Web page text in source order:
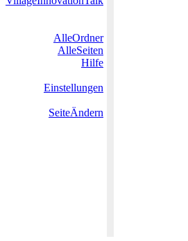
AlleOrdner
AlleSeiten
Hilfe
Einstellungen
SeiteÄndern